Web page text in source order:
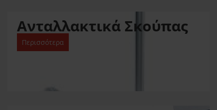
Ανταλλακτικά Σκούπας
Περισσότερα